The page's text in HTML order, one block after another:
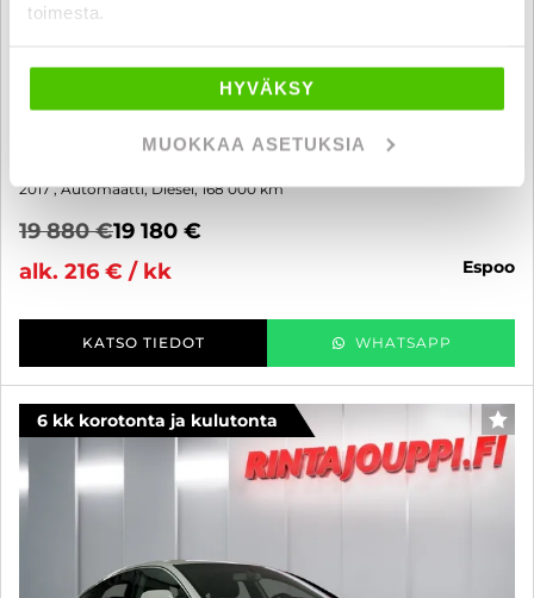
toimesta.
HYVÄKSY
MUOKKAA ASETUKSIA
Sportback Business Sport Comfort Edition 2,0 TDI 140 kW quattro
S tronic - 6 kk korotonta ja kulutonta maksuaikaa! - Vetokoukku,
Webasto, LED- ajovalot, Sportpenkit, Tutkat, Vakkari, Suomi-auto -
2017 , Automaatti, Diesel, 168 000 km
19 880 €19 180 €
alk. 216 € / kk
espoo
KATSO TIEDOT WHATSAPP
6 kk korotonta ja kulutonta